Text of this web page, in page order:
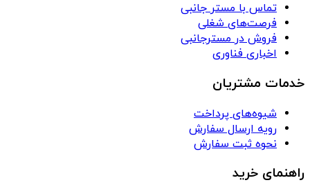
تماس با مستر جانبی
فرصت‌های شغلی
فروش در مسترجانبی
اخباری فناوری
خدمات مشتریان
شیوه‌های پرداخت
رویه ارسال سفارش
نحوه ثبت سفارش
راهنمای خرید